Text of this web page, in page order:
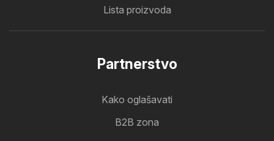
Lista proizvoda
Partnerstvo
Kako oglašavati
B2B zona